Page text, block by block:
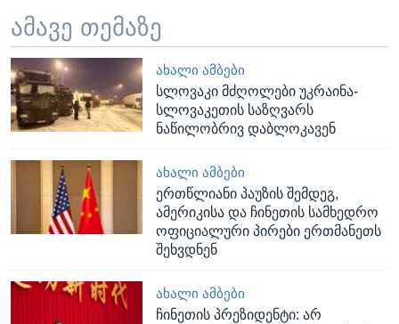
ამავე თემაზე
ᲐᲮᲐᲚᲘ ᲐᲛᲑᲔᲑᲘ
სლოვაკი მძღოლები უკრაინა-
სლოვაკეთის საზღვარს
ნაწილობრივ დაბლოკავენ
ᲐᲮᲐᲚᲘ ᲐᲛᲑᲔᲑᲘ
ერთწლიანი პაუზის შემდეგ,
ამერიკისა და ჩინეთის სამხედრო
ოფიციალური პირები ერთმანეთს
შეხვდნენ
ᲐᲮᲐᲚᲘ ᲐᲛᲑᲔᲑᲘ
ჩინეთის პრეზიდენტი: არ